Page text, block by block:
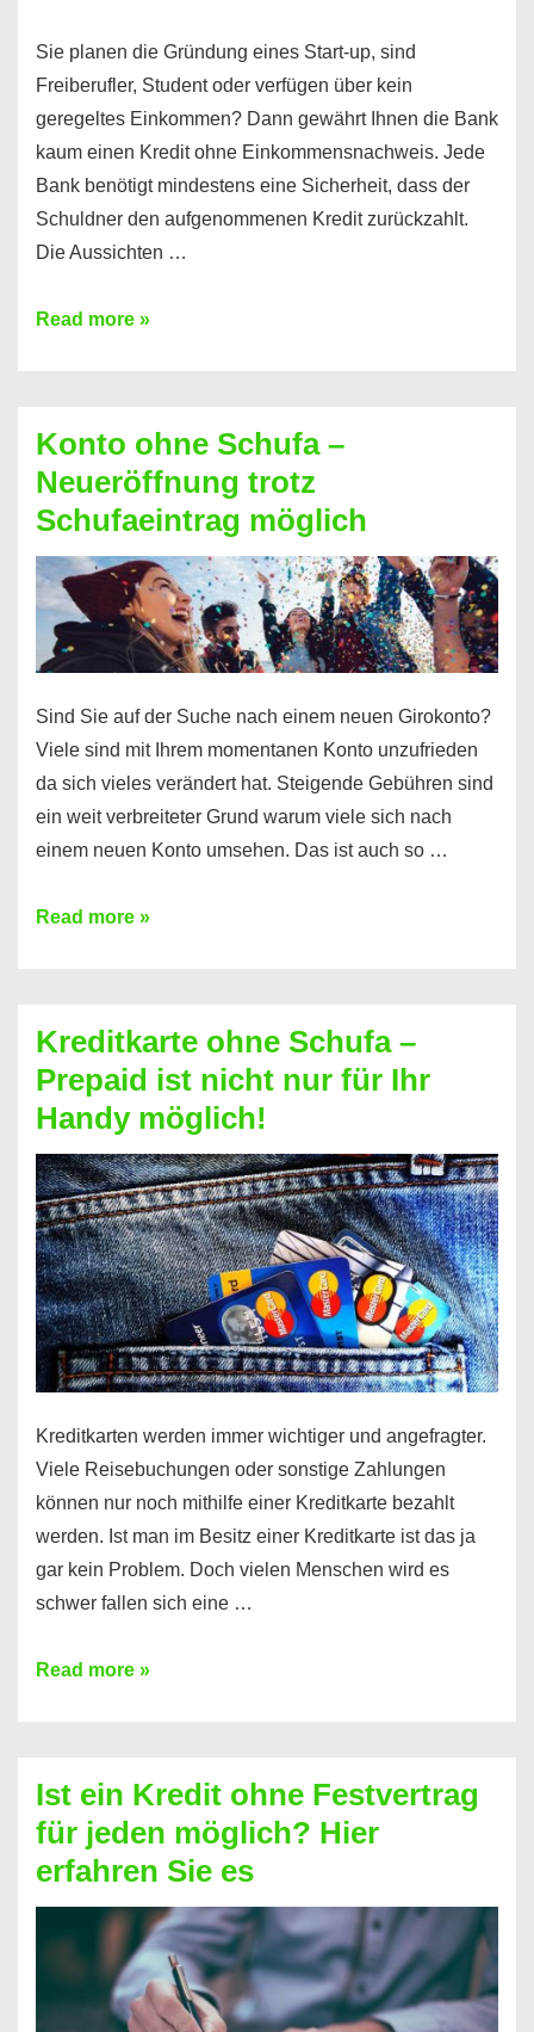
Sie planen die Gründung eines Start-up, sind
Freiberufler, Student oder verfügen über kein
geregeltes Einkommen? Dann gewährt Ihnen die Bank
kaum einen Kredit ohne Einkommensnachweis. Jede
Bank benötigt mindestens eine Sicherheit, dass der
Schuldner den aufgenommenen Kredit zurückzahlt.
Die Aussichten …
Mit
Sie
einen
Kredit
ohne
Einkommensnachweis
Read more »
Konto ohne Schufa –
Neueröffnung trotz
Schufaeintrag möglich
Sind Sie auf der Suche nach einem neuen Girokonto?
Viele sind mit Ihrem momentanen Konto unzufrieden
da sich vieles verändert hat. Steigende Gebühren sind
ein weit verbreiteter Grund warum viele sich nach
einem neuen Konto umsehen. Das ist auch so …
Konto
Neueröffnung
trotz
Schufaeintrag
möglich
Read more »
Kreditkarte ohne Schufa –
Prepaid ist nicht nur für Ihr
Handy möglich!
Kreditkarten werden immer wichtiger und angefragter.
Viele Reisebuchungen oder sonstige Zahlungen
können nur noch mithilfe einer Kreditkarte bezahlt
werden. Ist man im Besitz einer Kreditkarte ist das ja
gar kein Problem. Doch vielen Menschen wird es
schwer fallen sich eine …
Kreditkarte
Prepaid
ist
nicht
nur
für
Handy
Read more »
Ist ein Kredit ohne Festvertrag
für jeden möglich? Hier
erfahren Sie es